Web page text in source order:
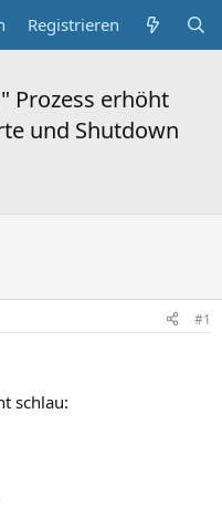
Registrieren
Prozess erhöht
und Shutdown
#1
schlau: